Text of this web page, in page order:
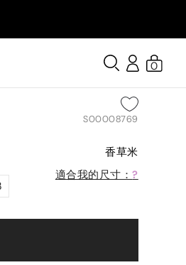
0
S00008769
香草米
適合我的尺寸：?